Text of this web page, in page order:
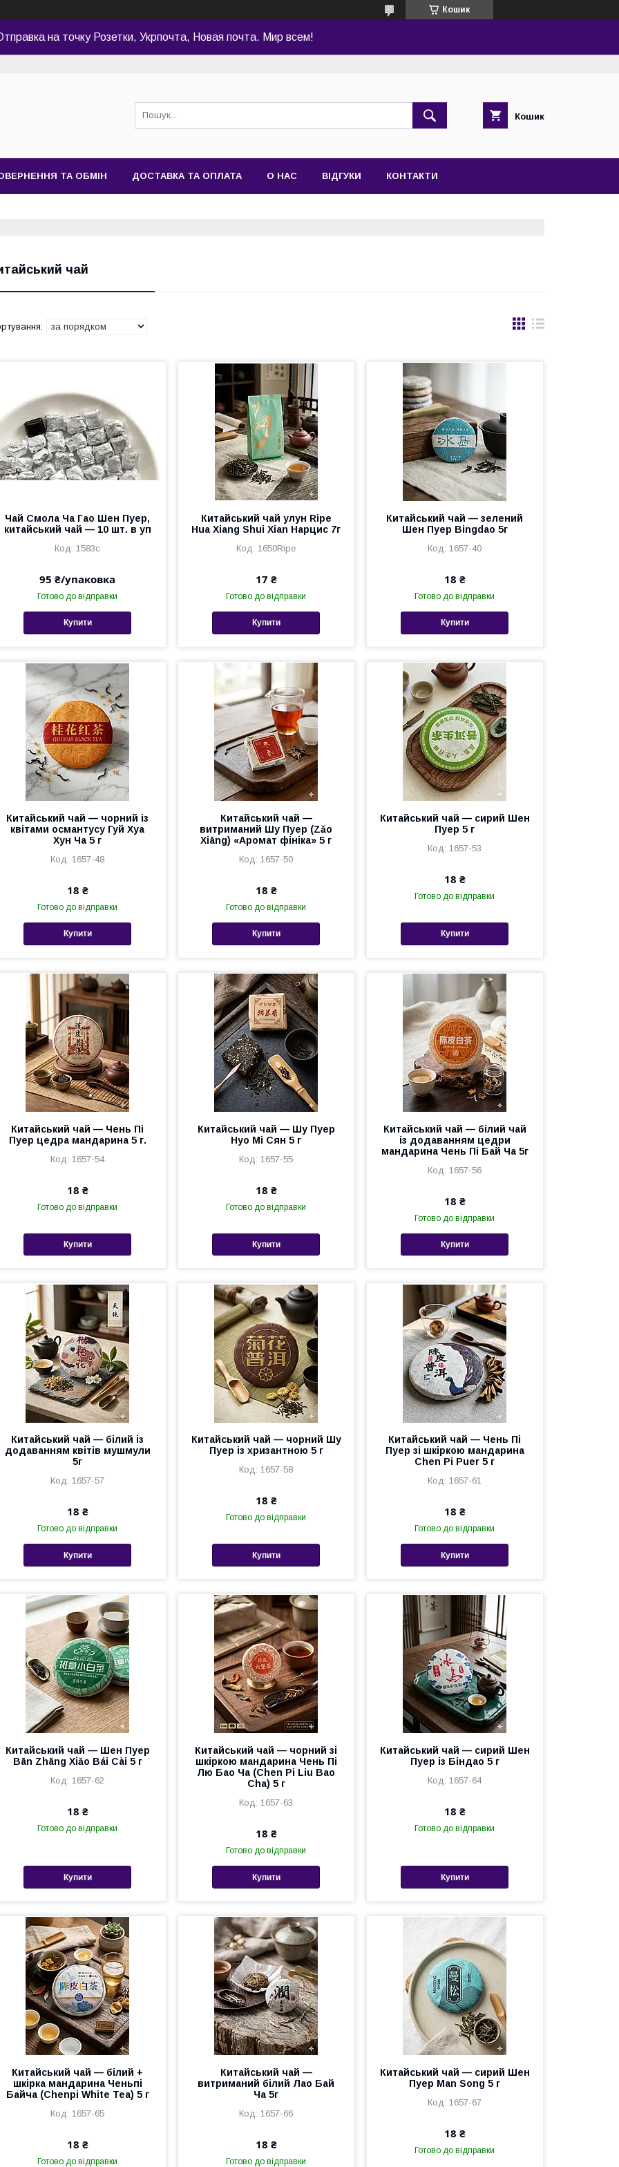
Кошик
на точку Розетки, Укрпочта, Новая почта. Мир всем!
Кошик
ТА ОБМІН ДОСТАВКА ТА ОПЛАТА О НАС ВІДГУКИ КОНТАКТИ
чай
Чай Смола Ча Гао Шен Пуер,
китайський чай — 10 шт. в уп
1583с
95 ₴/упаковка
Готово до відправки
Купити
Китайський чай улун Ripe
Hua Xiang Shui Xian Нарцис 7г
1650Ripe
17 ₴
Готово до відправки
Купити
Китайський чай — зелений
Шен Пуер Bingdao 5г
1657-40
18 ₴
Готово до відправки
Купити
Китайський чай — чорний із
квітами османтусу Гуй Хуа
Хун Ча 5 г
1657-48
18 ₴
Готово до відправки
Купити
Китайський чай —
витриманий Шу Пуер (Zǎo
Xiāng) «Аромат фініка» 5 г
1657-50
18 ₴
Готово до відправки
Купити
Китайський чай — сирий Шен
Пуер 5 г
1657-53
18 ₴
Готово до відправки
Купити
Китайський чай — Чень Пі
Пуер цедра мандарина 5 г.
1657-54
18 ₴
Готово до відправки
Купити
Китайський чай — Шу Пуер
Нуо Мі Сян 5 г
1657-55
18 ₴
Готово до відправки
Купити
Китайський чай — білий чай
із додаванням цедри
мандарина Чень Пі Бай Ча 5г
1657-56
18 ₴
Готово до відправки
Купити
Китайський чай — білий із
додаванням квітів мушмули
5г
1657-57
18 ₴
Готово до відправки
Купити
Китайський чай — чорний Шу
Пуер із хризантною 5 г
1657-58
18 ₴
Готово до відправки
Купити
Китайський чай — Чень Пі
Пуер зі шкіркою мандарина
Chen Pi Puer 5 г
1657-61
18 ₴
Готово до відправки
Купити
Китайський чай — Шен Пуер
Bān Zhāng Xiǎo Bái Cài 5 г
1657-62
18 ₴
Готово до відправки
Купити
Китайський чай — чорний зі
шкіркою мандарина Чень Пі
Лю Бао Ча (Chen Pi Liu Bao
Cha) 5 г
1657-63
18 ₴
Готово до відправки
Купити
Китайський чай — сирий Шен
Пуер із Біндао 5 г
1657-64
18 ₴
Готово до відправки
Купити
Китайський чай — білий +
шкірка мандарина Ченьпі
Байча (Chenpi White Tea) 5 г
1657-65
18 ₴
Готово до відправки
Китайський чай —
витриманий білий Лао Бай
Ча 5г
1657-66
18 ₴
Готово до відправки
Китайський чай — сирий Шен
Пуер Man Song 5 г
1657-67
18 ₴
Готово до відправки